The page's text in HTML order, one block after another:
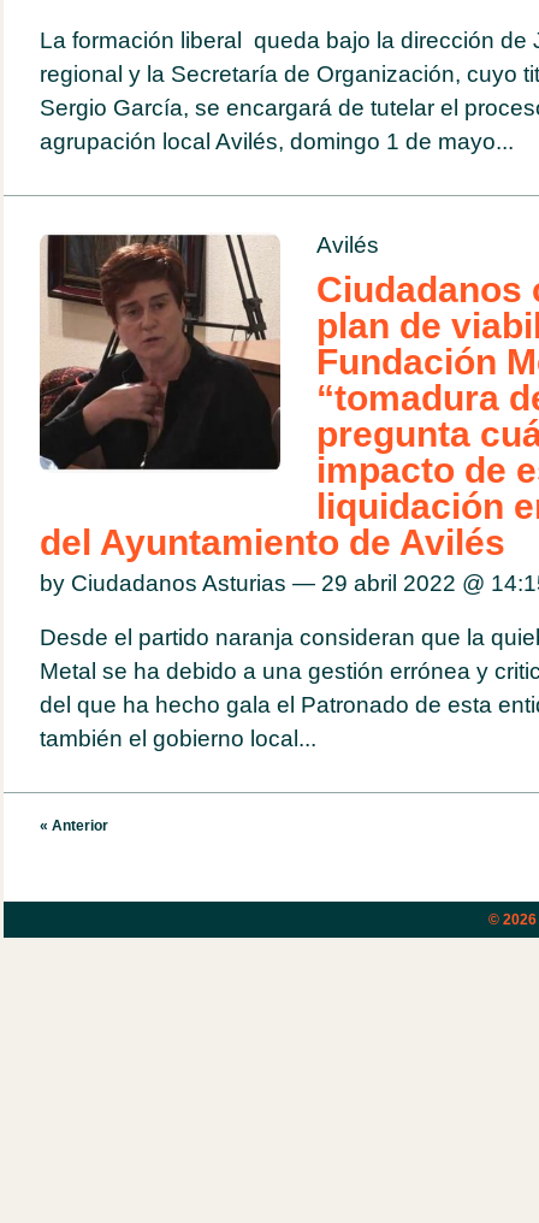
La formación liberal queda bajo la dirección de
regional y la Secretaría de Organización, cuyo
Sergio García, se encargará de tutelar el
agrupación local Avilés, domingo 1 de mayo...
Avilés
Ciudadanos
plan de
Fundación
“tomadura
pregunta
impacto de
liquidación
del Ayuntamiento de Avilés
by Ciudadanos Asturias — 29 abril 2022 @
Desde el partido naranja consideran que la
Metal se ha debido a una gestión errónea y
del que ha hecho gala el Patronado de esta
también el gobierno local...
« Anterior
© 2026